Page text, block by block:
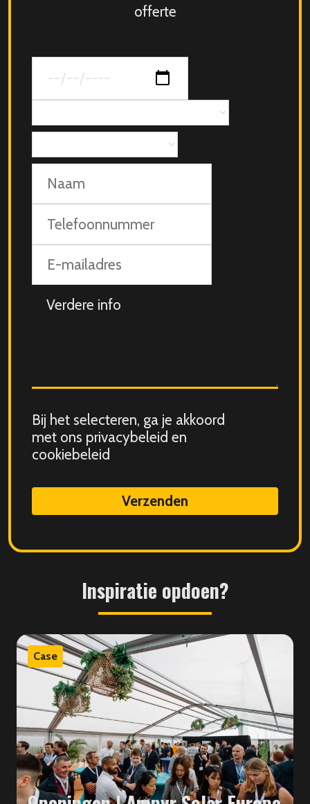
offerte
van
jouw
personen
mailadres
Aanvullende
info
Consent
for
storing
data
Bij het selecteren, ga je akkoord
met ons privacybeleid en
cookiebeleid
Inspiratie opdoen?
Case